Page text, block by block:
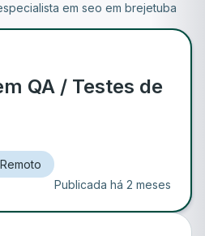
em seo em brejetuba
QA / Testes de
Remoto
Publicada há 2 meses